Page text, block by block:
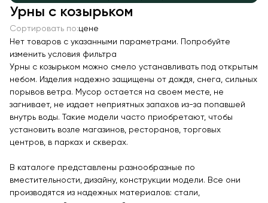
Качалки на пружине
Игровые домики
Канатные дороги
Песочницы
Игровые элементы
Теневые навесы для детских садов
Показать все товары
МАФ
Скамейки
Урны с козырьком
Сортировать по:цене
Нет товаров с указанными параметрами. Попробуйте
изменить условия фильтра
Урны с козырьком можно смело устанавливать под открытым
небом. Изделия надежно защищены от дождя, снега, сильных
порывов ветра. Мусор остается на своем месте, не
загнивает, не издает неприятных запахов из-за попавшей
внутрь воды. Такие модели часто приобретают, чтобы
установить возле магазинов, ресторанов, торговых
центров, в парках и скверах.
В каталоге представлены разнообразные по
вместительности, дизайну, конструкции модели. Все они
производятся из надежных материалов: стали,